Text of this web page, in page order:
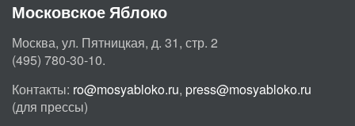
Московское Яблоко
Москва, ул. Пятницкая, д. 31, стр. 2
(495) 780-30-10.
Контакты: ro@mosyabloko.ru, press@mosyabloko.ru
(для прессы)